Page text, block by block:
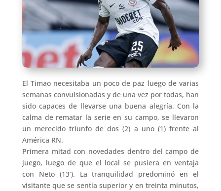
El Timao necesitaba un poco de paz luego de varias
semanas convulsionadas y de una vez por todas, han
sido capaces de llevarse una buena alegría. Con la
calma de rematar la serie en su campo, se llevaron
un merecido triunfo de dos (2) a uno (1) frente al
América RN.
Primera mitad con novedades dentro del campo de
juego, luego de que el local se pusiera en ventaja
con Neto (13’). La tranquilidad predominó en el
visitante que se sentía superior y en treinta minutos,